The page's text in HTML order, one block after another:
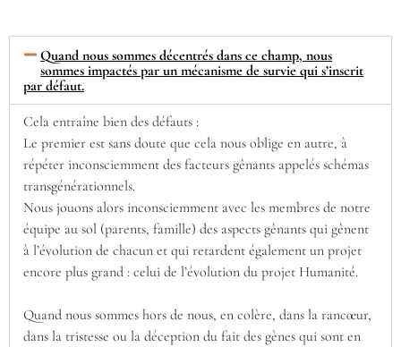
Quand nous sommes décentrés dans ce champ, nous
sommes impactés par un mécanisme de survie qui s’inscrit
par défaut.
Cela entraîne bien des défauts :
Le premier est sans doute que cela nous oblige en autre, à
répéter inconsciemment des facteurs gênants appelés schémas
transgénérationnels.
Nous jouons alors inconsciemment avec les membres de notre
équipe au sol (parents, famille) des aspects gênants qui gênent
à l’évolution de chacun et qui retardent également un projet
encore plus grand : celui de l’évolution du projet Humanité.
Quand nous sommes hors de nous, en colère, dans la rancœur,
dans la tristesse ou la déception du fait des gènes qui sont en